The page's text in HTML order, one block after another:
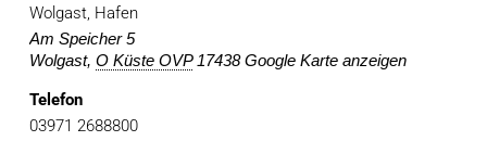
Wolgast, Hafen
Am Speicher 5
Wolgast, O Küste OVP 17438 Google Karte anzeigen
Telefon
03971 2688800